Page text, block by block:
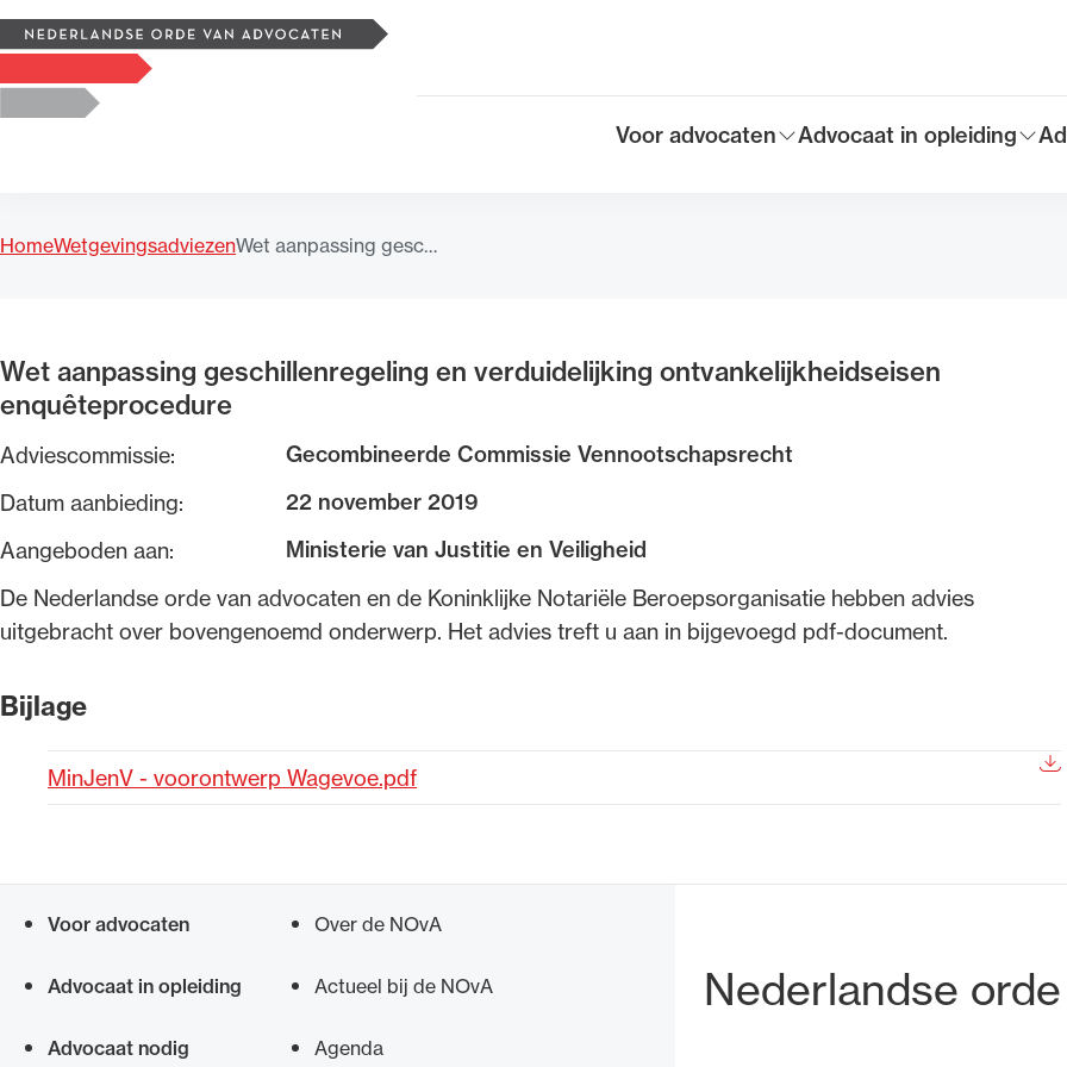
Logo, to the homepage
Toon submenu voor
Voor advocaten
Toon submenu voor
Advocaat in opleiding
HomeWetgevingsadviezenWet aanpassing gesc…
Wet aanpassing geschillenregeling en verduidelijking ontvankelijkheidseisen
enquêteprocedure
Adviescommissie: Gecombineerde Commissie Vennootschapsrecht
Datum aanbieding: 22 november 2019
Aangeboden aan: Ministerie van Justitie en Veiligheid
​De Nederlandse orde van advocaten en de Koninklijke Notariële Beroepsorganisatie hebben advies
uitgebracht over bovengenoemd onderwerp. Het advies treft u aan in bijgevoegd pdf-document.
Bijlage
MinJenV - voorontwerp Wagevoe.pdf
Voor advocaten
Advocaat in opleiding
Advocaat nodig
Over de NOvA
Actueel bij de NOvA
Agenda
Bezoek- en
Nederlandse
Zoeken
Uitgelicht
Alle wet- en regelgeving voor de advocatuur. Van de
Advocatenwet tot de Verordening op de advocatuur
(Voda) en de Regeling op de advocatuur (Roda).
Ondersteuning voor
beroepsuitoefening: